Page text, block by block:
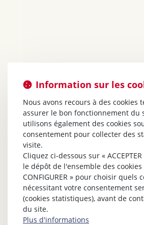
Information sur les
Nous avons recours à des cookies
assurer le bon fonctionnement du
utilisons également des cookies
consentement pour collecter des
visite.
Cliquez ci-dessous sur «
le dépôt de l'ensemble des cookies
CONFIGURER » pour choisir quels
nécessitant votre consentement
(cookies statistiques), avant de
du site.
Plus d'informations